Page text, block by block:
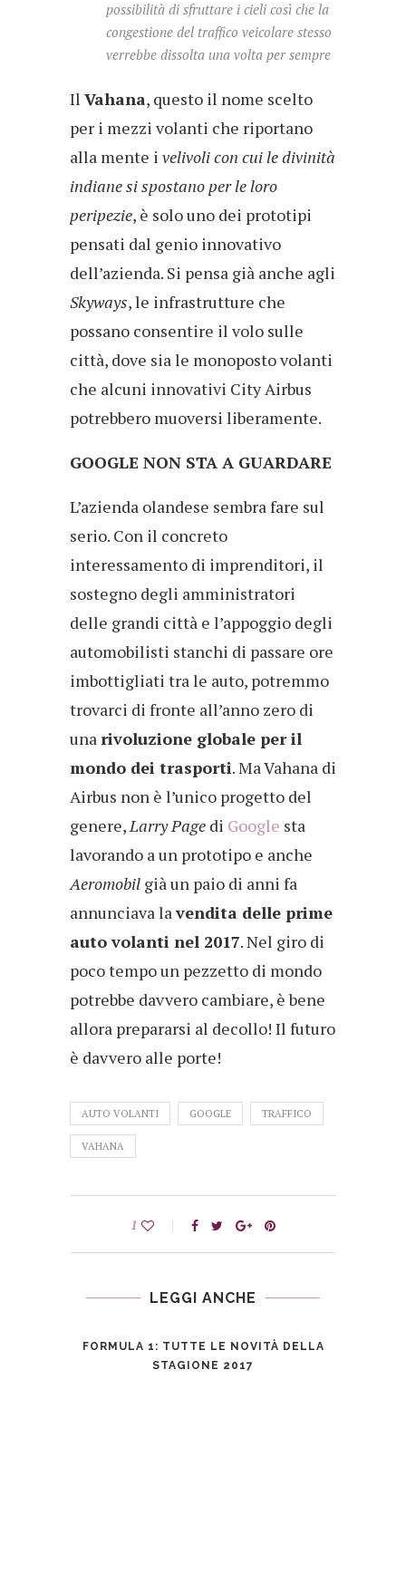
possibilità di sfruttare i cieli così che la
congestione del traffico veicolare stesso
verrebbe dissolta una volta per sempre
Il Vahana, questo il nome scelto
per i mezzi volanti che riportano
alla mente i velivoli con cui le divinità
indiane si spostano per le loro
peripezie, è solo uno dei prototipi
pensati dal genio innovativo
dell’azienda. Si pensa già anche agli
Skyways, le infrastrutture che
possano consentire il volo sulle
città, dove sia le monoposto volanti
che alcuni innovativi City Airbus
potrebbero muoversi liberamente.
GOOGLE NON STA A GUARDARE
L’azienda olandese sembra fare sul
serio. Con il concreto
interessamento di imprenditori, il
sostegno degli amministratori
delle grandi città e l’appoggio degli
automobilisti stanchi di passare ore
imbottigliati tra le auto, potremmo
trovarci di fronte all’anno zero di
unarivoluzione globale per il
mondo dei trasporti. Ma Vahana di
Airbus non è l’unico progetto del
genere,Larry Page di Google sta
lavorando a un prototipo e anche
Aeromobil già un paio di anni fa
annunciava lavendita delle prime
auto volanti nel 2017. Nel giro di
poco tempo un pezzetto di mondo
potrebbe davvero cambiare, è bene
allora prepararsi al decollo! Il futuro
è davvero alle porte!
AUTO VOLANTI GOOGLE TRAFFICO
VAHANA
1
LEGGI ANCHE
FORMULA 1: TUTTE LE NOVITÀ DELLA
STAGIONE 2017